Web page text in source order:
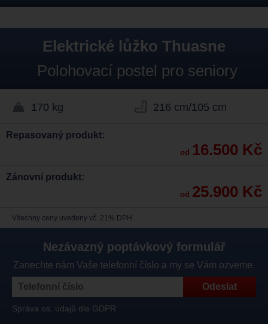
Elektrické lůžko Thuasne
Polohovací postel pro seniory
170 kg 216 cm/105 cm
Repasovaný produkt:
od 16.500 Kč
Zánovní produkt:
od 25.900 Kč
Všechny ceny uvedeny vč. 21% DPH
Nezávazný poptávkový formulář
Zanechte nám Vaše telefonní číslo a my se Vám ozveme.
Správa os. údajů dle GDPR